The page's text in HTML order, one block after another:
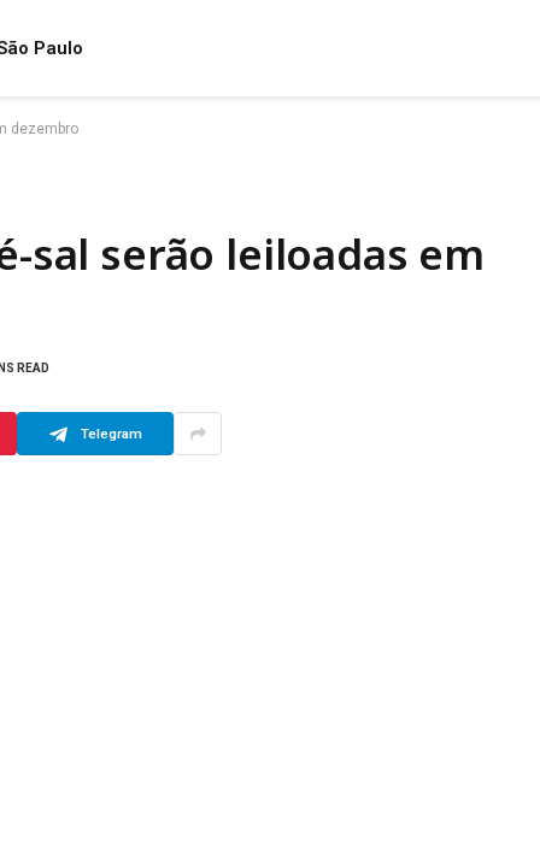
Paulo
dezembro
sal serão leiloadas em
READ
Telegram